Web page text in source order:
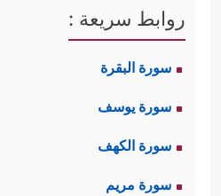
روابط سريعة :
سورة البقرة
سورة يوسف
سورة الكهف
سورة مريم